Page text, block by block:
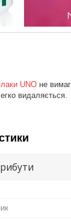
UNO не
видаляється.